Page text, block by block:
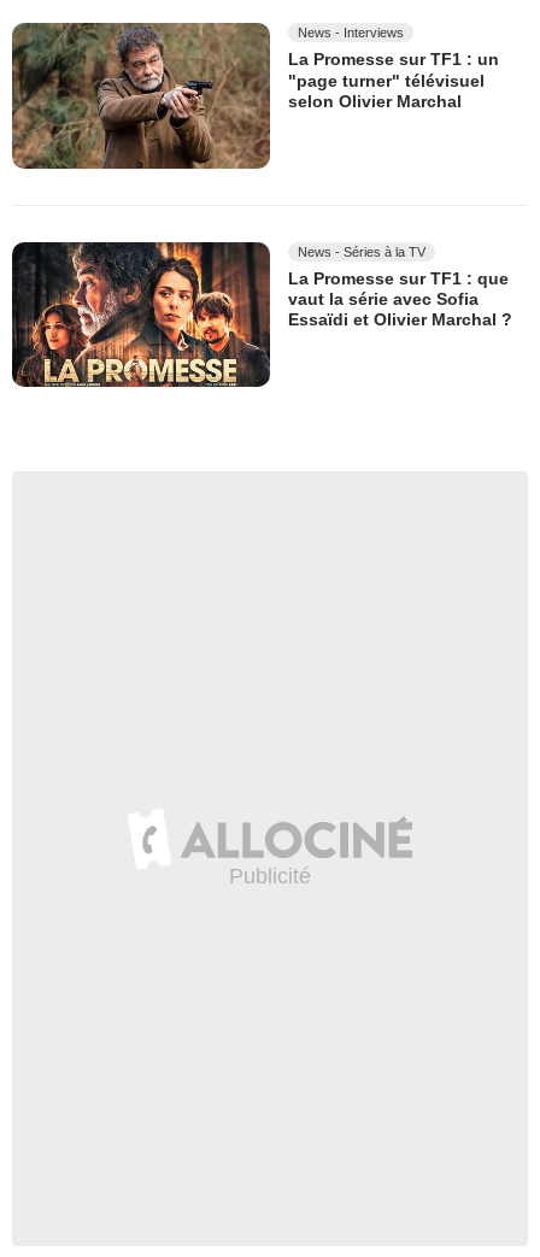
News - Interviews
La Promesse sur TF1 : un
"page turner" télévisuel
selon Olivier Marchal
News - Séries à la TV
La Promesse sur TF1 : que
vaut la série avec Sofia
Essaïdi et Olivier Marchal ?